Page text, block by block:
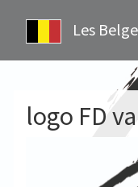
Les
logo FD